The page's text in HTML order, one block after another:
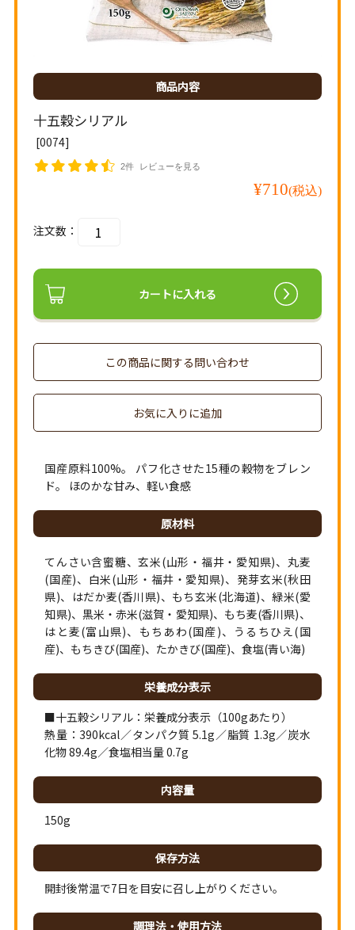
商品内容
十五穀シリアル
[0074]
2件
¥710(税込)
注文数：
カートに入れる
この商品に関する問い合わせ
お気に入りに追加
国産原料100%。 パフ化させた15種の穀物をブレン
ド。 ほのかな甘み、軽い食感
原材料
てんさい含蜜糖、玄米(山形・福井・愛知県)、丸麦
(国産)、白米(山形・福井・愛知県)、発芽玄米(秋田
県)、はだか麦(香川県)、もち玄米(北海道)、緑米(愛
知県)、黒米・赤米(滋賀・愛知県)、もち麦(香川県)、
はと麦(富山県)、もちあわ(国産)、うるちひえ(国
産)、もちきび(国産)、たかきび(国産)、食塩(青い海)
栄養成分表示
■十五穀シリアル：栄養成分表示（100gあたり）
熱量：390kcal／タンパク質 5.1g／脂質 1.3g／炭水
化物 89.4g／食塩相当量 0.7g
内容量
150g
保存方法
開封後常温で7日を目安に召し上がりください。
調理法・使用方法